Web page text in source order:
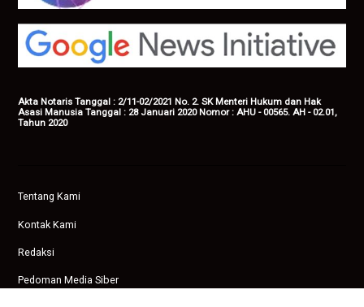
Akta Notaris Tanggal : 2/11-02/2021 No. 2. SK Menteri Hukum dan Hak
Asasi Manusia Tanggal : 28 Januari 2020 Nomor : AHU - 00565. AH - 02.01,
Tahun 2020
Tentang Kami
Kontak Kami
Redaksi
Pedoman Media Siber